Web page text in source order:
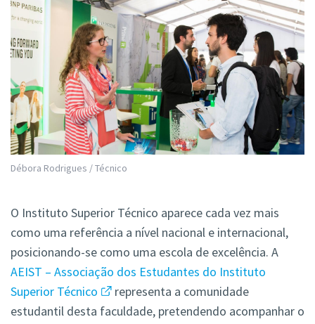
Débora Rodrigues / Técnico
O Instituto Superior Técnico aparece cada vez mais
como uma referência a nível nacional e internacional,
posicionando-se como uma escola de excelência. A
AEIST – Associação dos Estudantes do Instituto
Superior Técnico
representa a comunidade
estudantil desta faculdade, pretendendo acompanhar o